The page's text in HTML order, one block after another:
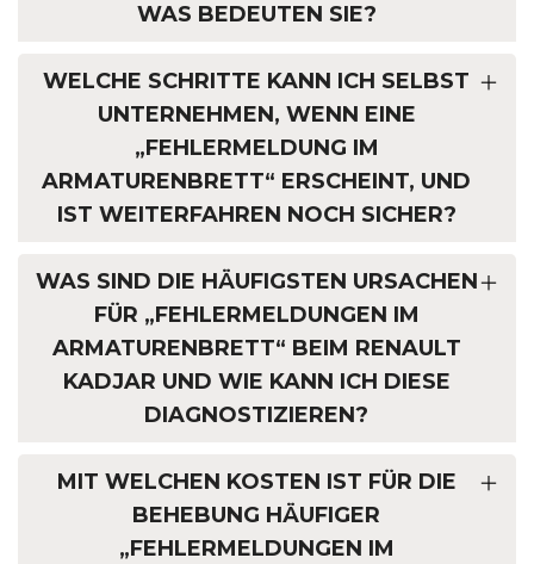
WAS BEDEUTEN SIE?
WELCHE SCHRITTE KANN ICH SELBST
UNTERNEHMEN, WENN EINE
„FEHLERMELDUNG IM
ARMATURENBRETT“ ERSCHEINT, UND
IST WEITERFAHREN NOCH SICHER?
WAS SIND DIE HÄUFIGSTEN URSACHEN
FÜR „FEHLERMELDUNGEN IM
ARMATURENBRETT“ BEIM RENAULT
KADJAR UND WIE KANN ICH DIESE
DIAGNOSTIZIEREN?
MIT WELCHEN KOSTEN IST FÜR DIE
BEHEBUNG HÄUFIGER
„FEHLERMELDUNGEN IM